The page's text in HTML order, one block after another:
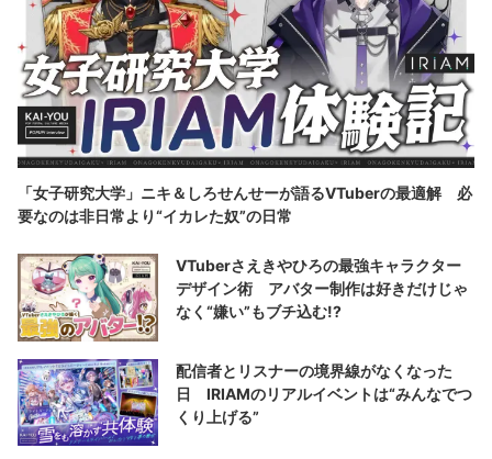
「女子研究大学」ニキ＆しろせんせーが語るVTuberの最適解 必
要なのは非日常より“イカレた奴”の日常
VTuberさえきやひろの最強キャラクター
デザイン術 アバター制作は好きだけじゃ
なく“嫌い”もブチ込む!?
配信者とリスナーの境界線がなくなった
日 IRIAMのリアルイベントは“みんなでつ
くり上げる”